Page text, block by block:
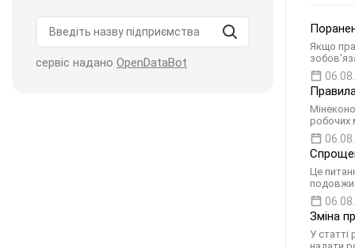
Якщо
робочих
Це
Зміна
У
сервіс надано OpenDataBot